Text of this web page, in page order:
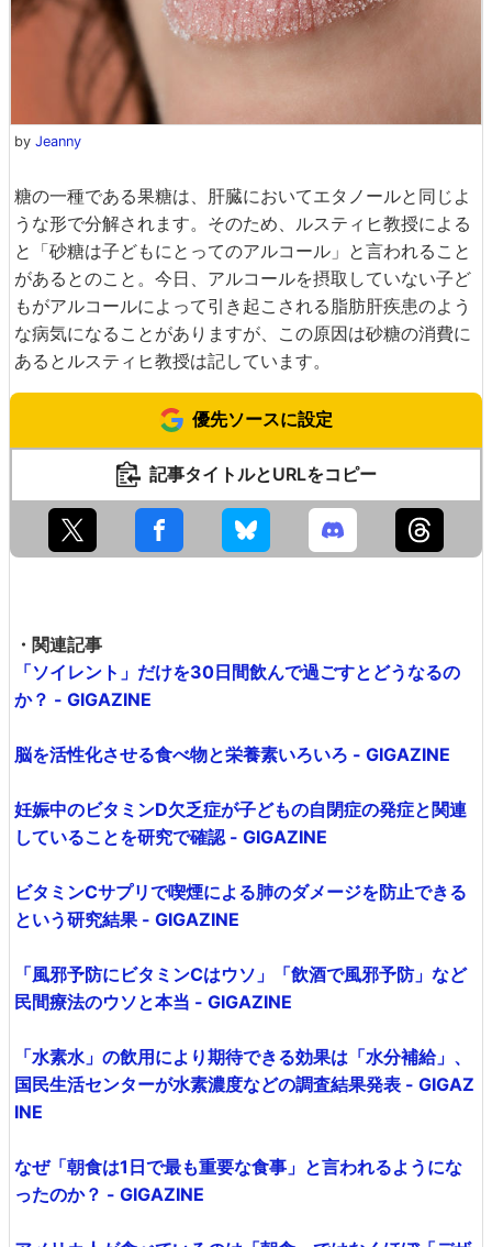
by Jeanny
糖の一種である果糖は、肝臓においてエタノールと同じよ
うな形で分解されます。そのため、ルスティヒ教授による
と「砂糖は子どもにとってのアルコール」と言われること
があるとのこと。今日、アルコールを摂取していない子ど
もがアルコールによって引き起こされる脂肪肝疾患のよう
な病気になることがありますが、この原因は砂糖の消費に
あるとルスティヒ教授は記しています。
優先ソースに設定
記事タイトルとURLをコピー
・関連記事
「ソイレント」だけを30日間飲んで過ごすとどうなるの
か？ - GIGAZINE
脳を活性化させる食べ物と栄養素いろいろ - GIGAZINE
妊娠中のビタミンD欠乏症が子どもの自閉症の発症と関連
していることを研究で確認 - GIGAZINE
ビタミンCサプリで喫煙による肺のダメージを防止できる
という研究結果 - GIGAZINE
「風邪予防にビタミンCはウソ」「飲酒で風邪予防」など
民間療法のウソと本当 - GIGAZINE
「水素水」の飲用により期待できる効果は「水分補給」、
国民生活センターが水素濃度などの調査結果発表 - GIGAZ
INE
なぜ「朝食は1日で最も重要な食事」と言われるようにな
ったのか？ - GIGAZINE